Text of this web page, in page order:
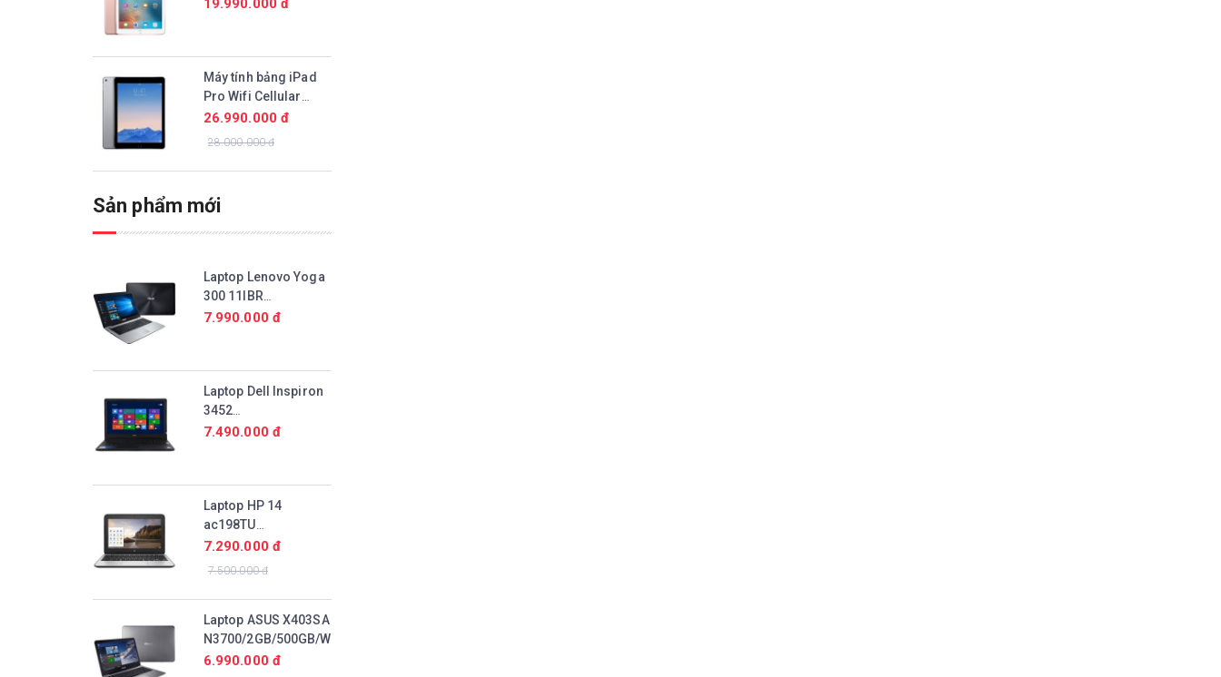
19.990.000 đ
Máy tính bảng iPad
Pro Wifi Cellular
128GB
26.990.000 đ
28.000.000 đ
Sản phẩm mới
Laptop Lenovo Yoga
300 11IBR
N3710/4GB/32GB/Win10
7.990.000 đ
Laptop Dell Inspiron
3452
N3700/4GB/500GB/Win10
7.490.000 đ
Laptop HP 14
ac198TU
N3700/2GB/500GB/Win10
7.290.000 đ
7.500.000 đ
Laptop ASUS X403SA
N3700/2GB/500GB/Win10
6.990.000 đ